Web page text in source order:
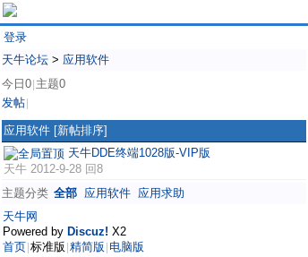
登录
天牛论坛 > 应用软件
今日0 主题0
发帖
应用软件 [新帖排序]
天牛DDE终端1028版-VIP版
天牛 2012-9-28 回8
主题分类 全部 应用软件 应用求助
天牛网
Powered by Discuz! X2
首页 标准版 精简版 电脑版